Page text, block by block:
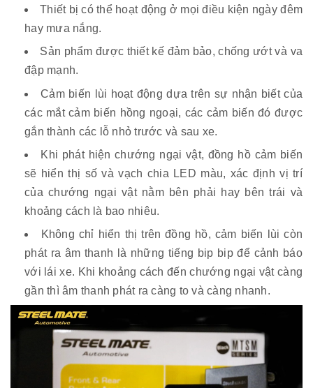
Thiết bị có thể hoạt động ở mọi điều kiện ngày đêm
hay mưa nắng.
Sản phẩm được thiết kế đảm bảo, chống ướt và va
đập mạnh.
Cảm biến lùi hoạt động dựa trên sự nhận biết của
các mắt cảm biến hồng ngoại, các cảm biến đó được
gắn thành các lỗ nhỏ trước và sau xe.
Khi phát hiện chướng ngại vật, đồng hồ cảm biến
sẽ hiển thị số và vạch chia LED màu, xác định vị trí
của chướng ngại vật nằm bên phải hay bên trái và
khoảng cách là bao nhiêu.
Không chỉ hiển thị trên đồng hồ, cảm biến lùi còn
phát ra âm thanh là những tiếng bip bip để cảnh báo
với lái xe. Khi khoảng cách đến chướng ngại vật càng
gần thì âm thanh phát ra càng to và càng nhanh.